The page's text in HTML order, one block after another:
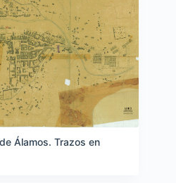
Álamos. Trazos en